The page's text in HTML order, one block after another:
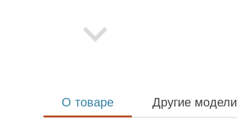
О товаре Другие модели